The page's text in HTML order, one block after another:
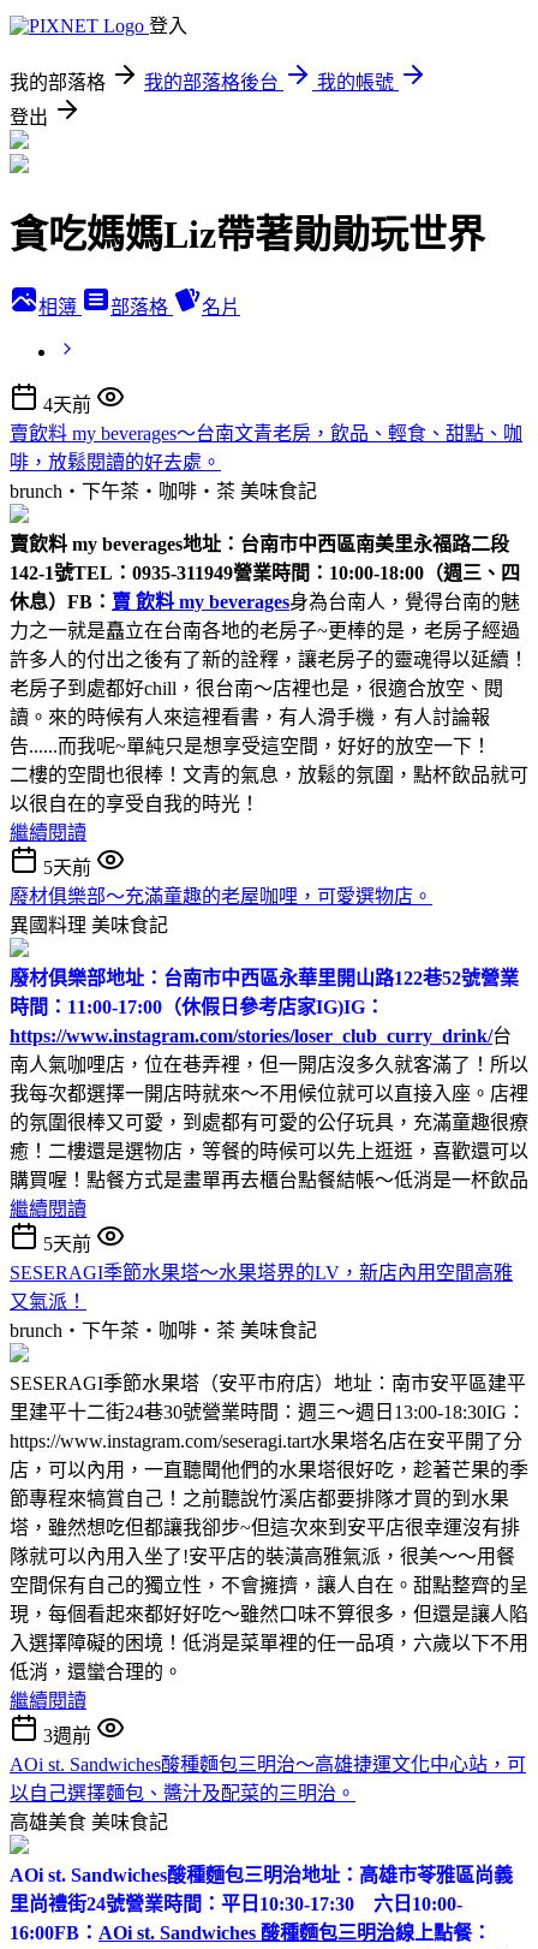
登入
我的部落格 我的部落格後台
我的帳號
登出
貪吃媽媽Liz帶著勛勛玩世界
相簿 部落格 名片
4天前
賣飲料 my beverages～台南文青老房，飲品、輕食、甜點、咖
啡，放鬆閱讀的好去處。
brunch‧下午茶‧咖啡‧茶 美味食記
賣飲料 my beverages地址：台南市中西區南美里永福路二段
142-1號TEL：0935-311949營業時間：10:00-18:00（週三、四
休息） FB： 賣 飲料 my beverages身為台南人，覺得台南的魅
力之一就是矗立在台南各地的老房子~更棒的是，老房子經過
許多人的付出之後有了新的詮釋，讓老房子的靈魂得以延續！
老房子到處都好chill，很台南～店裡也是，很適合放空、閱
讀。來的時候有人來這裡看書，有人滑手機，有人討論報
告......而我呢~單純只是想享受這空間，好好的放空一下！
二樓的空間也很棒！文青的氣息，放鬆的氛圍，點杯飲品就可
以很自在的享受自我的時光！
繼續閱讀
5天前
廢材俱樂部～充滿童趣的老屋咖哩，可愛選物店。
異國料理 美味食記
廢材俱樂部地址：台南市中西區永華里開山路122巷52號營業
時間：11:00-17:00（休假日參考店家IG)IG：
https://www.instagram.com/stories/loser_club_curry_drink/台
南人氣咖哩店，位在巷弄裡，但一開店沒多久就客滿了！所以
我每次都選擇一開店時就來～不用候位就可以直接入座。店裡
的氛圍很棒又可愛，到處都有可愛的公仔玩具，充滿童趣很療
癒！二樓還是選物店，等餐的時候可以先上逛逛，喜歡還可以
購買喔！點餐方式是畫單再去櫃台點餐結帳～低消是一杯飲品
繼續閱讀
5天前
SESERAGI季節水果塔～水果塔界的LV，新店內用空間高雅
又氣派！
brunch‧下午茶‧咖啡‧茶 美味食記
SESERAGI季節水果塔（安平市府店）地址：南市安平區建平
里建平十二街24巷30號營業時間：週三～週日13:00-18:30IG：
https://www.instagram.com/seseragi.tart水果塔名店在安平開了分
店，可以內用，一直聽聞他們的水果塔很好吃，趁著芒果的季
節專程來犒賞自己！之前聽說竹溪店都要排隊才買的到水果
塔，雖然想吃但都讓我卻步~但這次來到安平店很幸運沒有排
隊就可以內用入坐了!安平店的裝潢高雅氣派，很美～～用餐
空間保有自己的獨立性，不會擁擠，讓人自在。甜點整齊的呈
現，每個看起來都好好吃～雖然口味不算很多，但還是讓人陷
入選擇障礙的困境！低消是菜單裡的任一品項，六歲以下不用
低消，還蠻合理的。
繼續閱讀
3週前
AOi st. Sandwiches酸種麵包三明治～高雄捷運文化中心站，可
以自己選擇麵包、醬汁及配菜的三明治。
高雄美食 美味食記
AOi st. Sandwiches酸種麵包三明治地址：高雄市苓雅區尚義
里尚禮街24號營業時間：平日10:30-17:30 六日10:00-
16:00FB： AOi st. Sandwiches 酸種麵包三明治線上點餐：